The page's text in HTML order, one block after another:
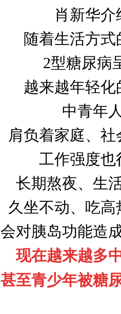
肖新华介
随着生活方式
2型糖尿病
越来越年轻化
中青年
肩负着家庭、社
工作强度也
长期熬夜、生
久坐不动、吃高
会对胰岛功能造
现在越来越多
甚至青少年被糖